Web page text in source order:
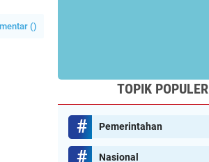
()
TOPIK POPULER
Pemerintahan
Nasional